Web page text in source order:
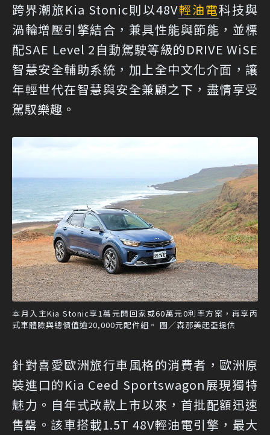
跨界潮旅Kia Stonic則以48V輕油電科技與
渦輪增壓引擎結合，兼具性能與節能，並標
配SAE Level 2自動駕駛等級的DRIVE WiSE
智慧安全輔助系統，加上全中文化介面，讓
年輕世代在智慧與安全兼顧之下，盡情享受
駕馭樂趣。
本月入主Kia Stonic享1萬元開回家或60萬元0利率方案，再享丙
式車體險與總價值逾20,000元配件組。 圖／森那美起亞提供
針對喜愛歐洲旅行車風格的消費者，歐洲原
裝進口的Kia Ceed Sportswagon展現獨特
魅力。自年式改款上市以來，首批配額迅速
售罄。該車搭載1.5T 48V輕油電引擎，最大